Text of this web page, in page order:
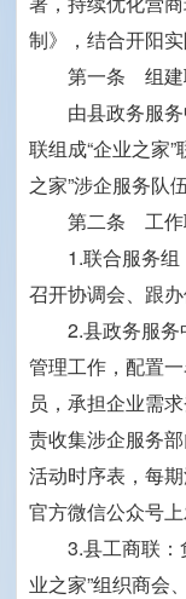
制》，结合开阳
第一条 组建
由县政务服
联组成“企业之家
之家”涉企服务队
第二条 工作
1.联合服务组
召开协调会、跟
2.县政务服务
管理工作，配置
员，承担企业需
责收集涉企服务
活动时序表，每
官方微信公众号
3.县工商联
业之家”组织商会